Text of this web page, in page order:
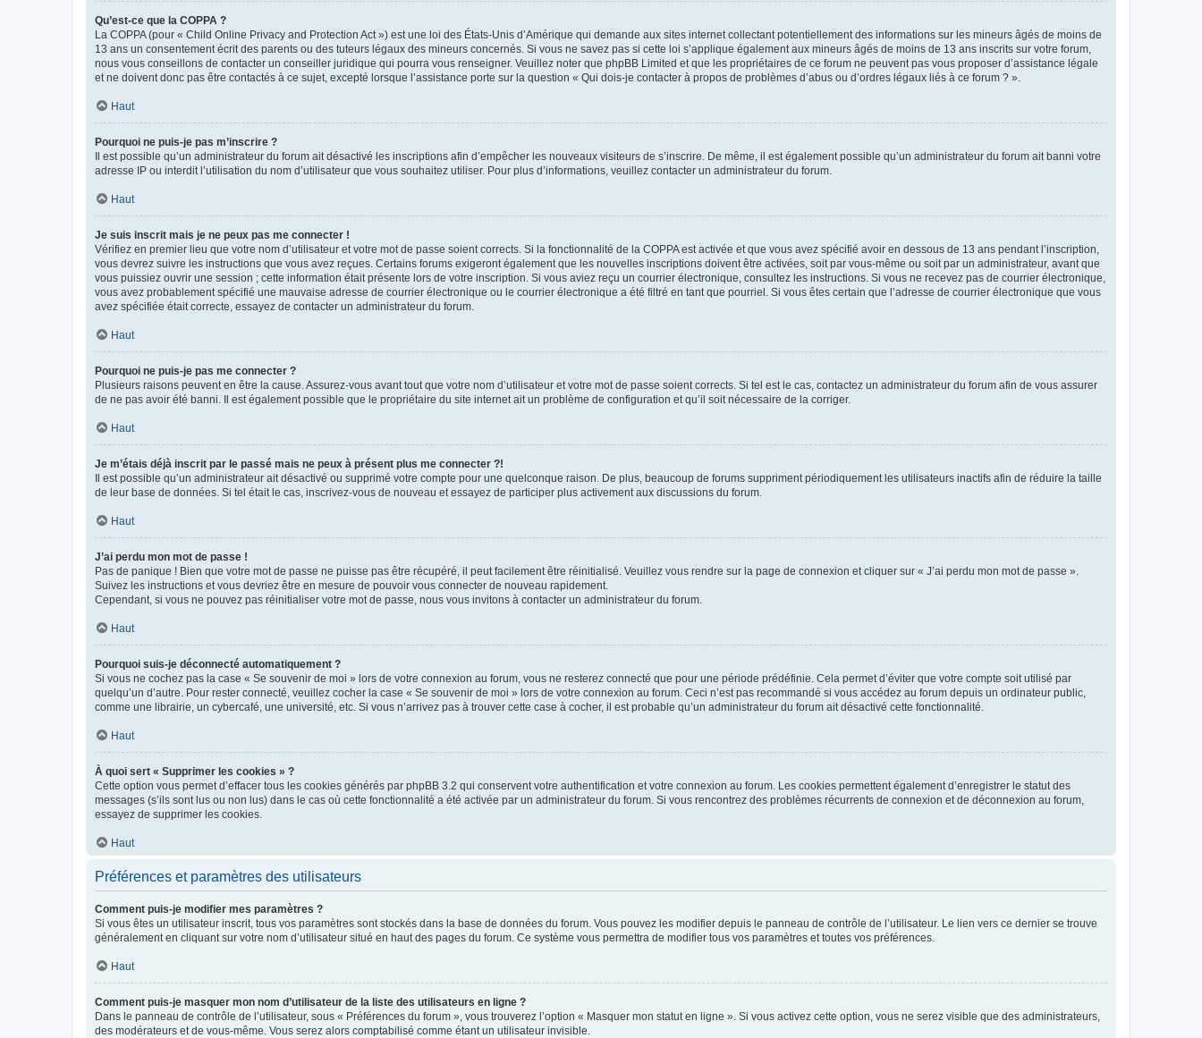
Qu’est-ce que la COPPA ?
La COPPA (pour « Child Online Privacy and Protection Act ») est une loi des États-Unis d’Amérique qui demande aux sites internet collectant potentiellement des informations sur les mineurs âgés de moins de
13 ans un consentement écrit des parents ou des tuteurs légaux des mineurs concernés. Si vous ne savez pas si cette loi s’applique également aux mineurs âgés de moins de 13 ans inscrits sur votre forum,
nous vous conseillons de contacter un conseiller juridique qui pourra vous renseigner. Veuillez noter que phpBB Limited et que les propriétaires de ce forum ne peuvent pas vous proposer d’assistance légale
et ne doivent donc pas être contactés à ce sujet, excepté lorsque l’assistance porte sur la question « Qui dois-je contacter à propos de problèmes d’abus ou d’ordres légaux liés à ce forum ? ».
Haut
Pourquoi ne puis-je pas m’inscrire ?
Il est possible qu’un administrateur du forum ait désactivé les inscriptions afin d’empêcher les nouveaux visiteurs de s’inscrire. De même, il est également possible qu’un administrateur du forum ait banni votre
adresse IP ou interdit l’utilisation du nom d’utilisateur que vous souhaitez utiliser. Pour plus d’informations, veuillez contacter un administrateur du forum.
Haut
Je suis inscrit mais je ne peux pas me connecter !
Vérifiez en premier lieu que votre nom d’utilisateur et votre mot de passe soient corrects. Si la fonctionnalité de la COPPA est activée et que vous avez spécifié avoir en dessous de 13 ans pendant l’inscription,
vous devrez suivre les instructions que vous avez reçues. Certains forums exigeront également que les nouvelles inscriptions doivent être activées, soit par vous-même ou soit par un administrateur, avant que
vous puissiez ouvrir une session ; cette information était présente lors de votre inscription. Si vous aviez reçu un courrier électronique, consultez les instructions. Si vous ne recevez pas de courrier électronique,
vous avez probablement spécifié une mauvaise adresse de courrier électronique ou le courrier électronique a été filtré en tant que pourriel. Si vous êtes certain que l’adresse de courrier électronique que vous
avez spécifiée était correcte, essayez de contacter un administrateur du forum.
Haut
Pourquoi ne puis-je pas me connecter ?
Plusieurs raisons peuvent en être la cause. Assurez-vous avant tout que votre nom d’utilisateur et votre mot de passe soient corrects. Si tel est le cas, contactez un administrateur du forum afin de vous assurer
de ne pas avoir été banni. Il est également possible que le propriétaire du site internet ait un problème de configuration et qu’il soit nécessaire de la corriger.
Haut
Je m’étais déjà inscrit par le passé mais ne peux à présent plus me connecter ?!
Il est possible qu’un administrateur ait désactivé ou supprimé votre compte pour une quelconque raison. De plus, beaucoup de forums suppriment périodiquement les utilisateurs inactifs afin de réduire la taille
de leur base de données. Si tel était le cas, inscrivez-vous de nouveau et essayez de participer plus activement aux discussions du forum.
Haut
J’ai perdu mon mot de passe !
Pas de panique ! Bien que votre mot de passe ne puisse pas être récupéré, il peut facilement être réinitialisé. Veuillez vous rendre sur la page de connexion et cliquer sur « J’ai perdu mon mot de passe ».
Suivez les instructions et vous devriez être en mesure de pouvoir vous connecter de nouveau rapidement.
Cependant, si vous ne pouvez pas réinitialiser votre mot de passe, nous vous invitons à contacter un administrateur du forum.
Haut
Pourquoi suis-je déconnecté automatiquement ?
Si vous ne cochez pas la case « Se souvenir de moi » lors de votre connexion au forum, vous ne resterez connecté que pour une période prédéfinie. Cela permet d’éviter que votre compte soit utilisé par
quelqu’un d’autre. Pour rester connecté, veuillez cocher la case « Se souvenir de moi » lors de votre connexion au forum. Ceci n’est pas recommandé si vous accédez au forum depuis un ordinateur public,
comme une librairie, un cybercafé, une université, etc. Si vous n’arrivez pas à trouver cette case à cocher, il est probable qu’un administrateur du forum ait désactivé cette fonctionnalité.
Haut
À quoi sert « Supprimer les cookies » ?
Cette option vous permet d’effacer tous les cookies générés par phpBB 3.2 qui conservent votre authentification et votre connexion au forum. Les cookies permettent également d’enregistrer le statut des
messages (s’ils sont lus ou non lus) dans le cas où cette fonctionnalité a été activée par un administrateur du forum. Si vous rencontrez des problèmes récurrents de connexion et de déconnexion au forum,
essayez de supprimer les cookies.
Haut
Préférences et paramètres des utilisateurs
Comment puis-je modifier mes paramètres ?
Si vous êtes un utilisateur inscrit, tous vos paramètres sont stockés dans la base de données du forum. Vous pouvez les modifier depuis le panneau de contrôle de l’utilisateur. Le lien vers ce dernier se trouve
généralement en cliquant sur votre nom d’utilisateur situé en haut des pages du forum. Ce système vous permettra de modifier tous vos paramètres et toutes vos préférences.
Haut
Comment puis-je masquer mon nom d’utilisateur de la liste des utilisateurs en ligne ?
Dans le panneau de contrôle de l’utilisateur, sous « Préférences du forum », vous trouverez l’option « Masquer mon statut en ligne ». Si vous activez cette option, vous ne serez visible que des administrateurs,
des modérateurs et de vous-même. Vous serez alors comptabilisé comme étant un utilisateur invisible.